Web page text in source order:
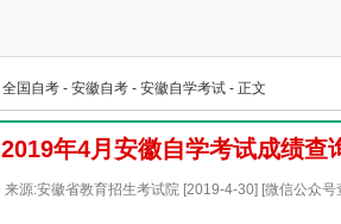
全国自考 - 安徽自考 - 安徽自学考试 - 正文
2019年4月安徽自学考试成绩查
来源:安徽省教育招生考试院 [2019-4-30] [微信公众号